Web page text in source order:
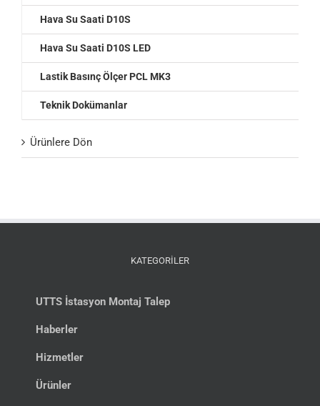
Hava Su Saati D10S
Hava Su Saati D10S LED
Lastik Basınç Ölçer PCL MK3
Teknik Dokümanlar
Ürünlere Dön
KATEGORİLER
UTTS İstasyon Montaj Talep
Haberler
Hizmetler
Ürünler